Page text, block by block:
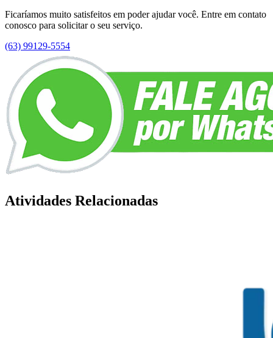
Ficaríamos muito satisfeitos em poder ajudar você. Entre em contato
conosco para solicitar o seu serviço.
(63) 99129-5554
Atividades Relacionadas